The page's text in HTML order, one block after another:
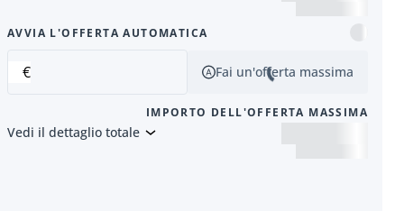
AVVIA L'OFFERTA AUTOMATICA
€ Fai un'offerta massima
IMPORTO DELL'OFFERTA MASSIMA
Vedi il dettaglio totale